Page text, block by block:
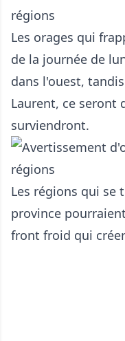
Les orages qui
de la journée de
dans l'ouest,
Laurent, ce seront
surviendront.
Les régions qui se
province
front froid qui